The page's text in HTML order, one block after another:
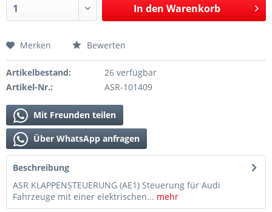
In den Warenkorb
Merken Bewerten
Artikelbestand:
26 verfügbar
Artikel-Nr.:
ASR-101409
Mit Freunden teilen
Über WhatsApp anfragen
Beschreibung
ASR KLAPPENSTEUERUNG (AE1) Steuerung für Audi
Fahrzeuge mit einer elektrischen... mehr